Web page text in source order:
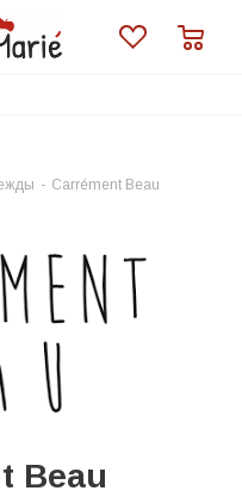
- Carrément Beau
Beau